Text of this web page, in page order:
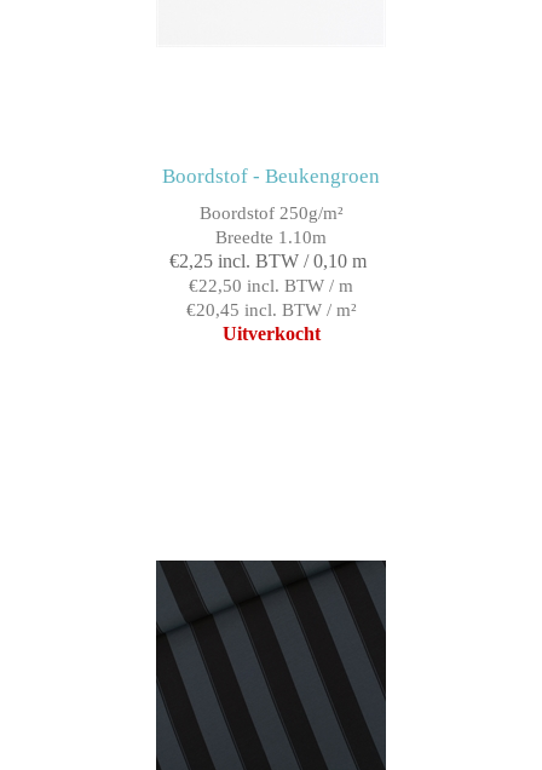
Boordstof - Beukengroen
Boordstof 250g/m²
Breedte 1.10m
€2,25 incl. BTW / 0,10 m
€22,50 incl. BTW / m
€20,45 incl. BTW / m²
Uitverkocht